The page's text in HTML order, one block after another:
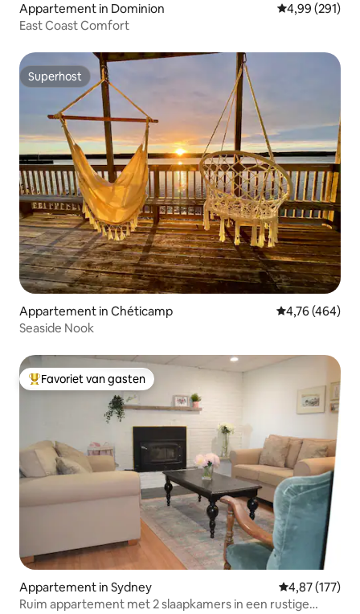
Appartement in Dominion Gemiddelde
4,99 (291)
East Coast Comfort
Superhost
Superhost
Appartement in Chéticamp Gemiddelde
4,76 (464)
Seaside Nook
Topfavoriet van gasten
Favoriet van gasten
Appartement in Sydney Gemiddelde
4,87 (177)
Ruim appartement met 2 slaapkamers in een rustige